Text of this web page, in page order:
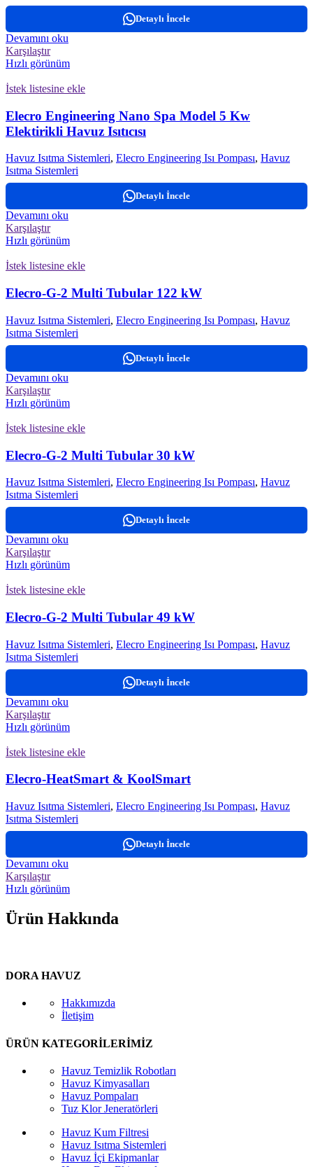
Detaylı İncele
Devamını oku
Karşılaştır
Hızlı görünüm
İstek listesine ekle
Elecro Engineering Nano Spa Model 5 Kw
Elektirikli Havuz Isıtıcısı
Havuz Isıtma Sistemleri, Elecro Engineering Isı Pompası, Havuz
Isıtma Sistemleri
Detaylı İncele
Devamını oku
Karşılaştır
Hızlı görünüm
İstek listesine ekle
Elecro-G-2 Multi Tubular 122 kW
Havuz Isıtma Sistemleri, Elecro Engineering Isı Pompası, Havuz
Isıtma Sistemleri
Detaylı İncele
Devamını oku
Karşılaştır
Hızlı görünüm
İstek listesine ekle
Elecro-G-2 Multi Tubular 30 kW
Havuz Isıtma Sistemleri, Elecro Engineering Isı Pompası, Havuz
Isıtma Sistemleri
Detaylı İncele
Devamını oku
Karşılaştır
Hızlı görünüm
İstek listesine ekle
Elecro-G-2 Multi Tubular 49 kW
Havuz Isıtma Sistemleri, Elecro Engineering Isı Pompası, Havuz
Isıtma Sistemleri
Detaylı İncele
Devamını oku
Karşılaştır
Hızlı görünüm
İstek listesine ekle
Elecro-HeatSmart & KoolSmart
Havuz Isıtma Sistemleri, Elecro Engineering Isı Pompası, Havuz
Isıtma Sistemleri
Detaylı İncele
Devamını oku
Karşılaştır
Hızlı görünüm
Ürün Hakkında
DORA HAVUZ
Hakkımızda
İletişim
ÜRÜN KATEGORİLERİMİZ
Havuz Temizlik Robotları
Havuz Kimyasalları
Havuz Pompaları
Tuz Klor Jeneratörleri
Havuz Kum Filtresi
Havuz Isıtma Sistemleri
Havuz İçi Ekipmanlar